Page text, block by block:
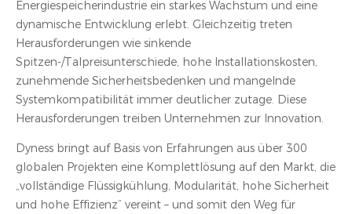
Energiespeicherindustrie ein starkes Wachstum und eine
dynamische Entwicklung erlebt. Gleichzeitig treten
Herausforderungen wie sinkende
Spitzen-/Talpreisunterschiede, hohe Installationskosten,
zunehmende Sicherheitsbedenken und mangelnde
Systemkompatibilität immer deutlicher zutage. Diese
Herausforderungen treiben Unternehmen zur Innovation.
Dyness bringt auf Basis von Erfahrungen aus über 300
globalen Projekten eine Komplettlösung auf den Markt, die
„vollständige Flüssigkühlung, Modularität, hohe Sicherheit
und hohe Effizienz“ vereint – und somit den Weg für